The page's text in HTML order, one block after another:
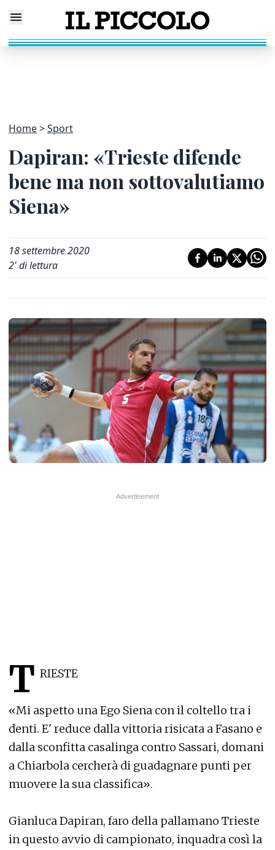
Home Sport
Dapiran: «Trieste difende
bene ma non sottovalutiamo
Siena»
18 settembre 2020
2' di lettura
T RIESTE
«Mi aspetto una Ego Siena con il coltello tra i
denti. E' reduce dalla vittoria risicata a Fasano e
dalla sconfitta casalinga contro Sassari, domani
a Chiarbola cercherà di guadagnare punti per
muovere la sua classifica».
Gianluca Dapiran, faro della pallamano Trieste
in questo avvio di campionato, inquadra così la